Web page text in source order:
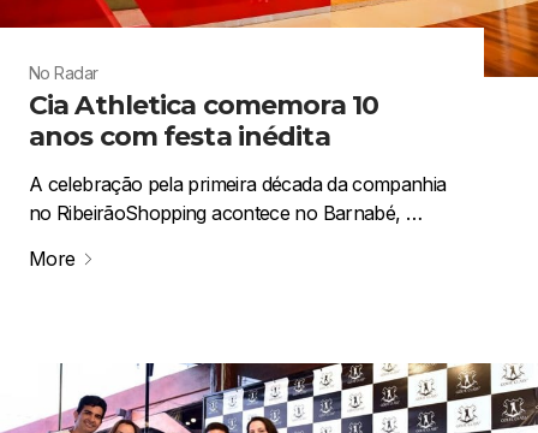
No Radar
Cia Athletica comemora 10
anos com festa inédita
A celebração pela primeira década da companhia
no RibeirãoShopping acontece no Barnabé, …
More